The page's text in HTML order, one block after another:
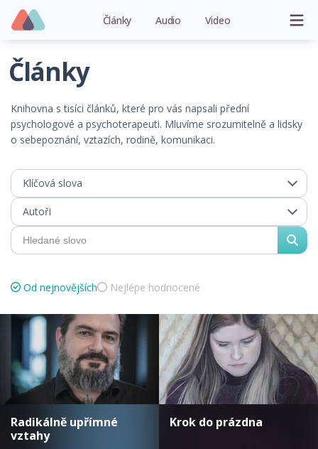
Články Audio Video
Články
Knihovna s tisíci článků, které pro vás napsali přední
psychologové a psychoterapeuti. Mluvíme srozumitelně a lidsky
o sebepoznání, vztazích, rodině, komunikaci.
Klíčová slova
Autoři
Od nejnovějších Nejlépe hodnocené
Radikálně upřímné
vztahy
Krok do prázdna